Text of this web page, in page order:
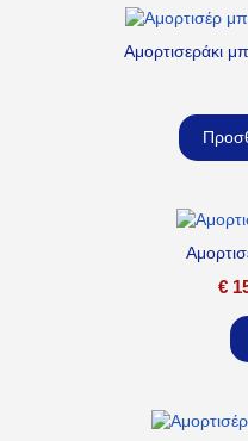
Αμορτισεράκι
€